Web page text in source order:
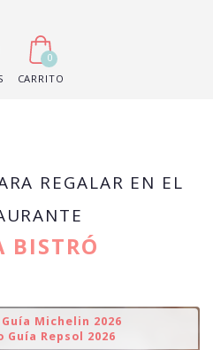
0
CARRITO
REGALAR EN EL
BISTRÓ
Michelin 2026
Guía Repsol 2026